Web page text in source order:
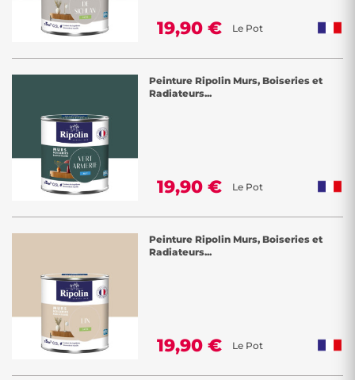
19,90 € Le Pot
Peinture Ripolin Murs, Boiseries et
Radiateurs...
19,90 € Le Pot
Peinture Ripolin Murs, Boiseries et
Radiateurs...
19,90 € Le Pot